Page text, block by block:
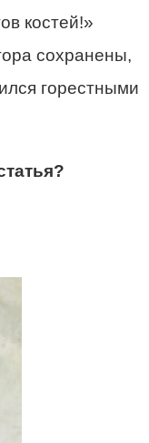
костей!»
сохранены,
горестными